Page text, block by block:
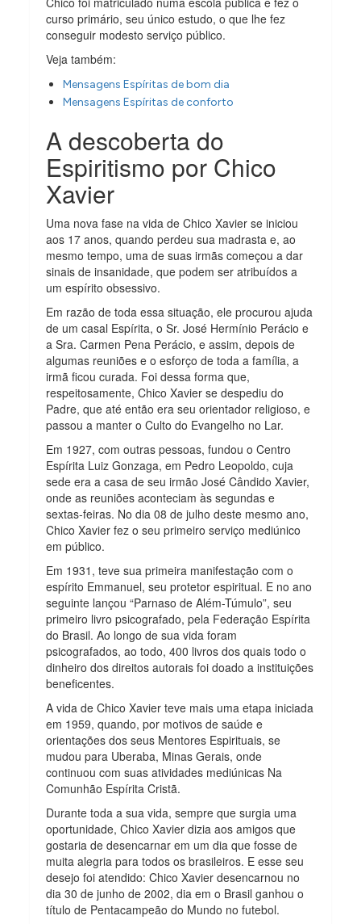
curso primário, seu único estudo, o que lhe fez
conseguir modesto serviço público.
Veja também:
Mensagens Espíritas de bom dia
Mensagens Espíritas de conforto
A descoberta do
Espiritismo por Chico
Xavier
Uma nova fase na vida de Chico Xavier se iniciou
aos 17 anos, quando perdeu sua madrasta e, ao
mesmo tempo, uma de suas irmãs começou a dar
sinais de insanidade, que podem ser atribuídos a
um espírito obsessivo.
Em razão de toda essa situação, ele procurou ajuda
de um casal Espírita, o Sr. José Hermínio Perácio e
a Sra. Carmen Pena Perácio, e assim, depois de
algumas reuniões e o esforço de toda a família, a
irmã ficou curada. Foi dessa forma que,
respeitosamente, Chico Xavier se despediu do
Padre, que até então era seu orientador religioso, e
passou a manter o Culto do Evangelho no Lar.
Em 1927, com outras pessoas, fundou o Centro
Espírita Luiz Gonzaga, em Pedro Leopoldo, cuja
sede era a casa de seu irmão José Cândido Xavier,
onde as reuniões aconteciam às segundas e
sextas-feiras. No dia 08 de julho deste mesmo ano,
Chico Xavier fez o seu primeiro serviço mediúnico
em público.
Em 1931, teve sua primeira manifestação com o
espírito Emmanuel, seu protetor espiritual. E no ano
seguinte lançou “Parnaso de Além-Túmulo”, seu
primeiro livro psicografado, pela Federação Espírita
do Brasil. Ao longo de sua vida foram
psicografados, ao todo, 400 livros dos quais todo o
dinheiro dos direitos autorais foi doado a instituições
beneficentes.
A vida de Chico Xavier teve mais uma etapa iniciada
em 1959, quando, por motivos de saúde e
orientações dos seus Mentores Espirituais, se
mudou para Uberaba, Minas Gerais, onde
continuou com suas atividades mediúnicas Na
Comunhão Espírita Cristã.
Durante toda a sua vida, sempre que surgia uma
oportunidade, Chico Xavier dizia aos amigos que
gostaria de desencarnar em um dia que fosse de
muita alegria para todos os brasileiros. E esse seu
desejo foi atendido: Chico Xavier desencarnou no
dia 30 de junho de 2002, dia em o Brasil ganhou o
título de Pentacampeão do Mundo no futebol.